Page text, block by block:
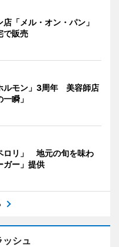
「メル・オン・パン」
で販売
ルモン」3周年 美容師店
瞬」
ロリ」 地元の旬を味わ
ガー」提供
ッシュ